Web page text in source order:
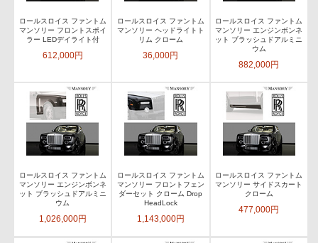
ロールスロイス ファントム
マンソリー フロントスポイ
ラー LEDデイライト付
612,000円
ロールスロイス ファントム
マンソリー ヘッドライトト
リム クローム
36,000円
ロールスロイス ファントム
マンソリー エンジンボンネ
ット ブラッシュドアルミニ
ウム
882,000円
ロールスロイス ファントム
マンソリー エンジンボンネ
ット ブラッシュドアルミニ
ウム
1,026,000円
ロールスロイス ファントム
マンソリー フロントフェン
ダーセット クローム Drop
HeadLock
1,143,000円
ロールスロイス ファントム
マンソリー サイドスカート
クローム
477,000円